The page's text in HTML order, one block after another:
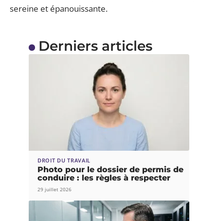
sereine et épanouissante.
Derniers articles
DROIT DU TRAVAIL
Photo pour le dossier de permis de
conduire : les règles à respecter
29 juillet 2026